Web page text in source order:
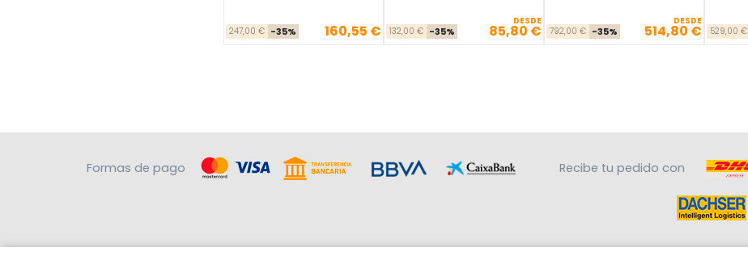
Precio base
247,00 € -35% Precio
160,55 € Precio base
132,00 € -35% Precio
DESDE
85,80 € Precio base
792,00 € -35% Precio
DESDE
514,80 € 529,00 €
Formas de pago Recibe tu pedido con